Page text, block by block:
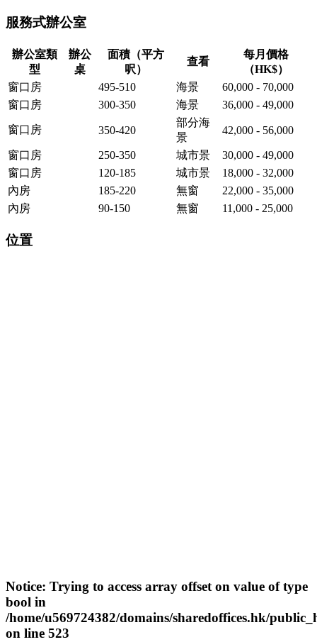
服務式辦公室
辦公室類
型
辦公
桌
面積（平方
呎）
查看
每月價格
（HK$）
窗口房
495-510 海景
60,000 - 70,000
窗口房
300-350 海景 36,000 - 49,000
窗口房 350-420
部分海
景
42,000 - 56,000
窗口房 250-350 城市景
30,000 - 49,000
窗口房
120-185 城市景
18,000 - 32,000
內房
185-220 無窗
22,000 - 35,000
內房
90-150 無窗 11,000 - 25,000
位置
Notice: Trying to access array offset on value of type
bool in
/home/u569724382/domains/sharedoffices.hk/
on line 523